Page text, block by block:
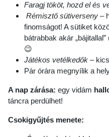
Faragj tököt, hozd el és
Rémisztő sütiverseny –
finomságot! A sütiket
bátrabbak akár
😉
Játékos vetélkedők –
Pár órára megnyílik a
A nap zárása: egy vidám
táncra perdülhet!
Csokigyűjtés menete: